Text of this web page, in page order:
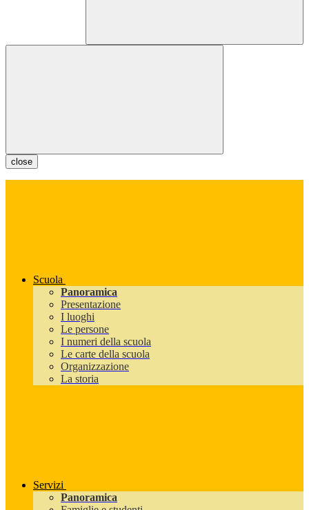
close
Scuola
Panoramica
Presentazione
I luoghi
Le persone
I numeri della scuola
Le carte della scuola
Organizzazione
La storia
Servizi
Panoramica